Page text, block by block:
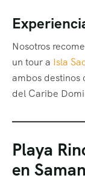
Nosotros
un tour a Isla
ambos
del Caribe
Playa
en